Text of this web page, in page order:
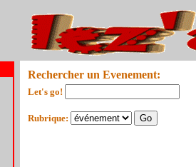
Rechercher un Evenement:
Let's go!
Rubrique: